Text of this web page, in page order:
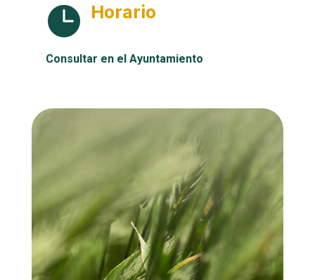
 Horario
Consultar en el Ayuntamiento